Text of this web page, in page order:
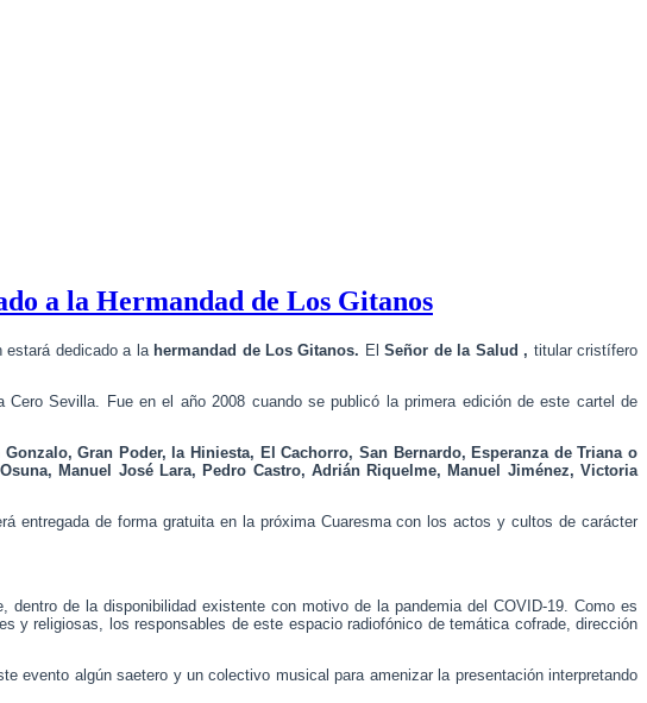
a la Hermandad de Los Gitanos
estará dedicado a la hermandad de Los Gitanos. El Señor de la Salud , titular cristífero
Cero Sevilla. Fue en el año 2008 cuando se publicó la primera edición de este cartel de
Gran Poder, la Hiniesta, El Cachorro, San Bernardo, Esperanza de Triana o
Manuel José Lara, Pedro Castro, Adrián Riquelme, Manuel Jiménez, Victoria
entregada de forma gratuita en la próxima Cuaresma con los actos y cultos de carácter
de la disponibilidad existente con motivo de la pandemia del COVID-19. Como es
y religiosas, los responsables de este espacio radiofónico de temática cofrade, dirección
evento algún saetero y un colectivo musical para amenizar la presentación interpretando